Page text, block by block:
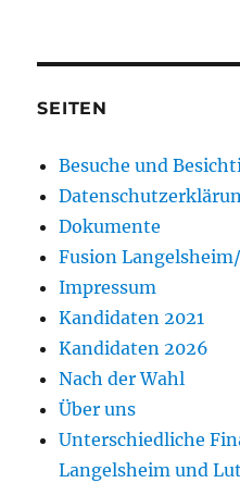
SEITEN
Besuche und
Dokumente
Fusion
Impressum
Kandidaten 2021
Kandidaten 2026
Nach der Wahl
Über uns
Unterschiedliche
Langelsheim und